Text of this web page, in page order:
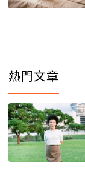
熱門文章